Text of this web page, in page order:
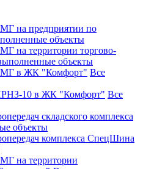
на предприятии по
объекты
на территории торгово-
объекты
в ЖК "Комфорт" Все
10 в ЖК "Комфорт" Все
складского комплекса
объекты
комплекса СпецШина
на территории